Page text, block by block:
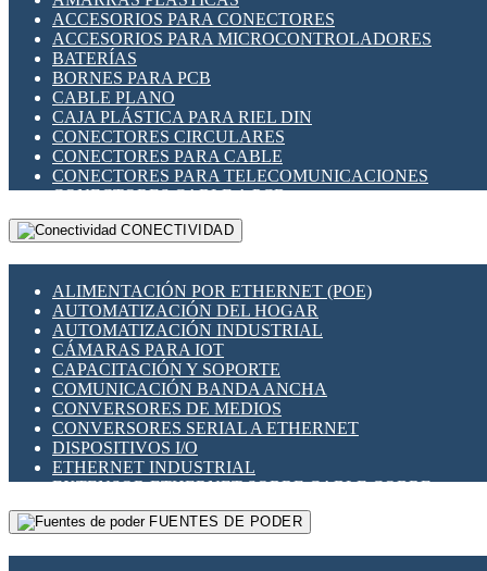
INDICADORES PARA PANEL
INTERFACES DE RELÉ
INTERRUPTORES FIN DE CARRERA
LLAVES CONMUTADORAS
MEDIDORES DE ENERGÍA Y TC'S DE CORRIENTE
MOTORES PASO A PASO
PANTALLAS HMI
PLC -CONTROLADORES LÓGICO PROGRAMABLES
PROGRAMADORES DE HORARIO
RELÉS DE PROTECCIÓN
SENSORES CAPACITIVOS
SENSORES INDUCTIVOS
TEMPORIZADORES
VARIACS
VARIADORES DE FRECUENCIA [VDF]
SECCIONADORES - INTERRUPTORES
MAQUINARIA
ACCESORIOS PARA CONECTORES
ACCESORIOS PARA MICROCONTROLADORES
BATERÍAS
BORNES PARA PCB
CABLE PLANO
CAJA PLÁSTICA PARA RIEL DIN
CONECTORES CIRCULARES
CONECTORES PARA CABLE
CONECTORES PARA TELECOMUNICACIONES
CONECTORES CABLE A PCB
CONECTORES PCB A CABLE
DIP SWITCHES
HERRAMIENTAS VARIAS
ILUMINACIÓN LED
INTERRUPTORES REED
INTERFACES DE RELÉ
OTROS RELÉS
PROTECCIÓN TÉRMICA
RELÉS AUTOMOTRICES
RELÉS DE SEÑAL
RELÉS DE ESTADO SÓLIDO SSR
RELÉS INDUSTRIALES
RELÉS MINIATURA DE POTENCIA
SENSORES MAGNÉTICOS
CONECTIVIDAD
ALIMENTACIÓN POR ETHERNET (POE)
AUTOMATIZACIÓN DEL HOGAR
AUTOMATIZACIÓN INDUSTRIAL
CÁMARAS PARA IOT
CAPACITACIÓN Y SOPORTE
COMUNICACIÓN BANDA ANCHA
CONVERSORES DE MEDIOS
CONVERSORES SERIAL A ETHERNET
DISPOSITIVOS I/O
ETHERNET INDUSTRIAL
EXTENSOR ETHERNET SOBRE CABLE COBRE
GATEWAY LORAWAN
GESTIÓN DE REDESFUENTES DE PODER